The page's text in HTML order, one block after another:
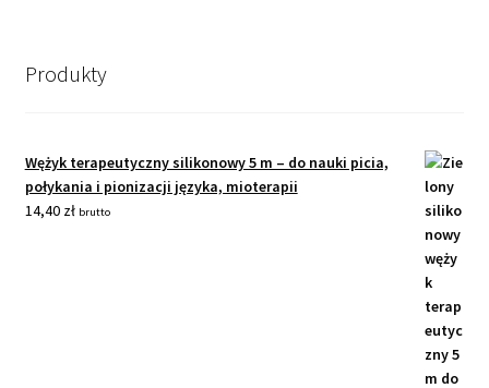
Produkty
Wężyk terapeutyczny silikonowy 5 m – do nauki picia,
połykania i pionizacji języka, mioterapii
14,40 zł brutto